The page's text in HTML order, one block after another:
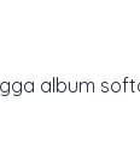
album